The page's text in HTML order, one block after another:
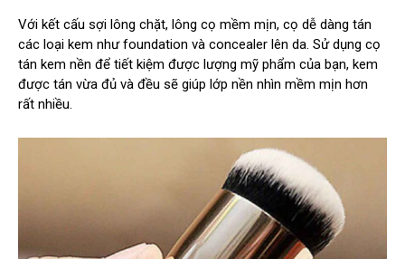
Với kết cấu sợi lông chặt, lông cọ mềm mịn, cọ dễ dàng tán
các loại kem như foundation và concealer lên da. Sử dụng cọ
tán kem nền để tiết kiệm được lượng mỹ phẩm của bạn, kem
được tán vừa đủ và đều sẽ giúp lớp nền nhìn mềm mịn hơn
rất nhiều.